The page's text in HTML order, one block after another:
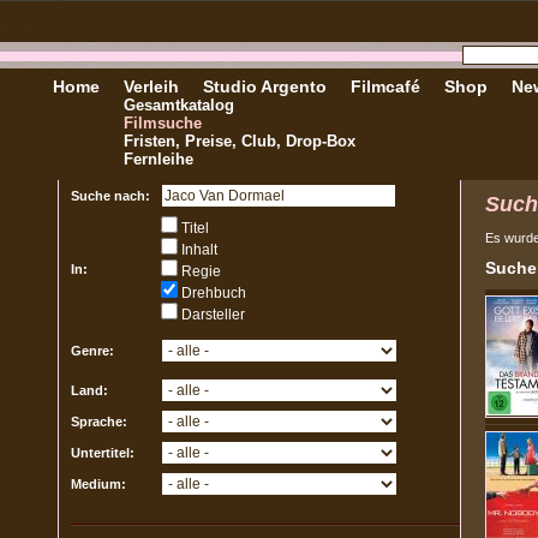
Home Verleih
Gesamtkatalog
Filmsuche
Fristen, Preise, Club, Drop-Box
Fernleihe
Studio Argento Filmcafé Shop
Suche nach:
In:
Titel
Inhalt
Regie
Drehbuch
Darsteller
Genre:
Land:
Sprache:
Untertitel:
Medium:
Es